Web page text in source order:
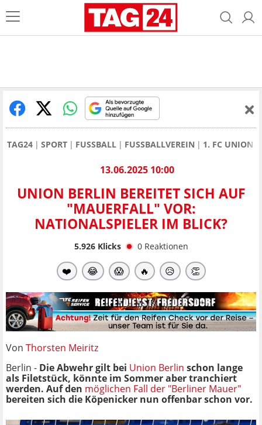
TAG24 SPORT FUSSBALL FUSSBALLVEREIN 1. FC UNION
13.06.2025 10:00
UNION BERLIN BEREITET SICH AUF
"MAUERFALL" VOR:
NATIONALSPIELER IM BLICK?
5.926Klicks 0 Reaktionen
❤️ 😂 😱 🔥 😥 👏
Von Thorsten Meiritz
Berlin - Die Abwehr gilt bei Union Berlin schon lange
als Filetstück, könnte im Sommer aber tranchiert
werden. Auf den möglichen Fall der "Berliner Mauer"
bereiten sich die Köpenicker nun offenbar schon vor.